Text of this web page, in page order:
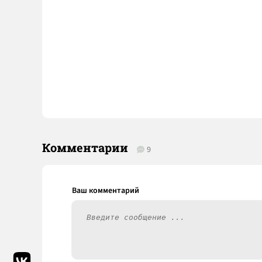
Комментарии 9